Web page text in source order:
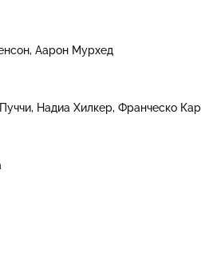
Аарон Мурхед
Надиа Хилкер Франческо